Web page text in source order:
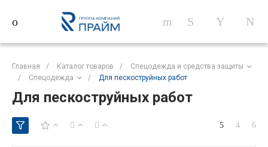
Главная / Каталог товаров /
Спецодежда и средства защиты
/
Спецодежда / Для пескоструйных работ
Для пескоструйных работ